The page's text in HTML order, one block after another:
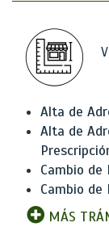
Alta de
Alta de
Cambio de
Cambio de
MÁS